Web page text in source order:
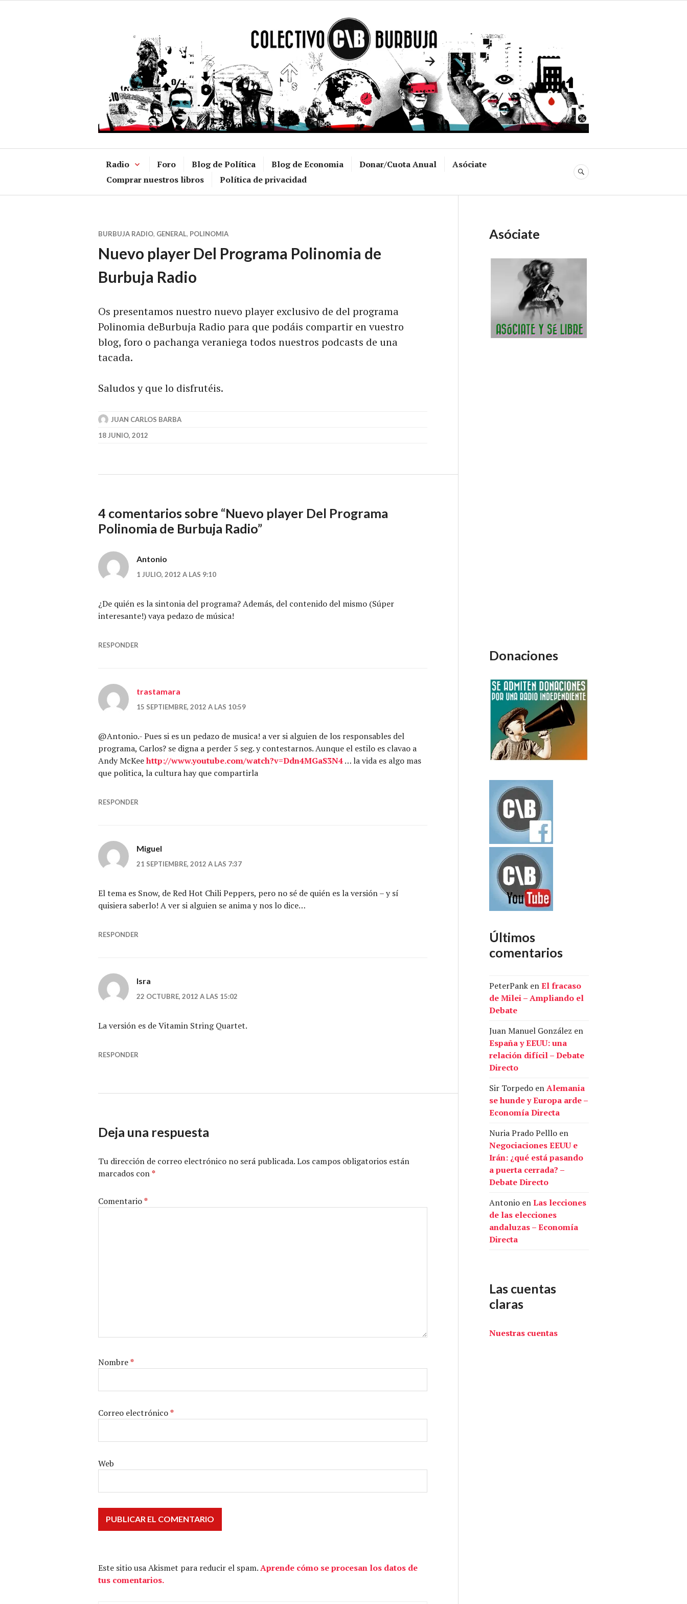
Radio Foro Blog de Política Blog de Economia Donar/Cuota Anual
Asóciate
Comprar nuestros libros
Política de privacidad
BUSCAR
BURBUJA RADIO, GENERAL, POLINOMIA
Nuevo player Del Programa Polinomia de
Burbuja Radio
Os presentamos nuestro nuevo player exclusivo de del programa
Polinomia deBurbuja Radio para que podáis compartir en vuestro
blog, foro o pachanga veraniega todos nuestros podcasts de una
tacada.
Saludos y que lo disfrutéis.
JUAN CARLOS BARBA
18 JUNIO, 2012
4 comentarios sobre “Nuevo player Del Programa
Polinomia de Burbuja Radio”
Antonio
1 JULIO, 2012 A LAS 9:10
¿De quién es la sintonia del programa? Además, del contenido del mismo (Súper
interesante!) vaya pedazo de música!
RESPONDER
trastamara
15 SEPTIEMBRE, 2012 A LAS 10:59
@Antonio.- Pues si es un pedazo de musica! a ver si alguien de los responsables del
programa, Carlos? se digna a perder 5 seg. y contestarnos. Aunque el estilo es clavao a
Andy McKeehttp://www.youtube.com/watch?v=Ddn4MGaS3N4… la vida es algo mas
que politica, la cultura hay que compartirla
RESPONDER
Miguel
21 SEPTIEMBRE, 2012 A LAS 7:37
El tema es Snow, de Red Hot Chili Peppers, pero no sé de quién es la versión – y sí
quisiera saberlo! A ver si alguien se anima y nos lo dice…
RESPONDER
Isra
22 OCTUBRE, 2012 A LAS 15:02
La versión es de Vitamin String Quartet.
RESPONDER
Deja una respuesta
Tu dirección de correo electrónico no será publicada.Los campos obligatorios están
marcados con*
Comentario*
Nombre*
Correo electrónico*
Web
Este sitio usa Akismet para reducir el spam.Aprende cómo se procesan los datos de
tus comentarios.
Asóciate
Donaciones
Últimos
comentarios
PeterPank enEl fracaso
de Milei – Ampliando el
Debate
Juan Manuel González en
España y EEUU: una
relación difícil – Debate
Directo
Sir Torpedo enAlemania
se hunde y Europa arde –
Economía Directa
Nuria Prado Pelllo en
Negociaciones EEUU e
Irán: ¿qué está pasando
a puerta cerrada? –
Debate Directo
Antonio enLas lecciones
de las elecciones
andaluzas – Economía
Directa
Las cuentas
claras
Nuestras cuentas